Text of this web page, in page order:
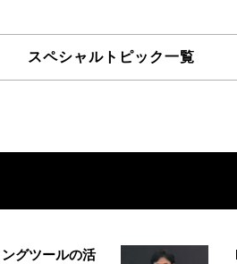
スペシャルトピック一覧
グツールの活